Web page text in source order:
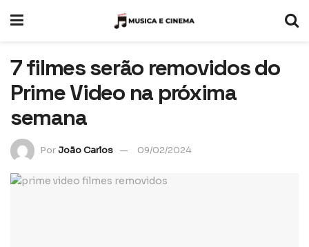
7 filmes serão removidos do
Prime Video na próxima
semana
PorJoão Carlos 09/02/2024